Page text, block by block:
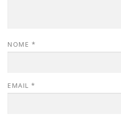
NOME *
EMAIL *